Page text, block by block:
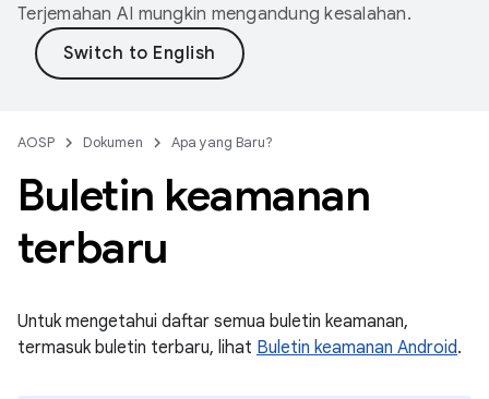
Terjemahan AI mungkin mengandung kesalahan.
AOSP Dokumen Apa yang Baru?
Buletin keamanan
terbaru
Untuk mengetahui daftar semua buletin keamanan,
termasuk buletin terbaru, lihat Buletin keamanan Android.